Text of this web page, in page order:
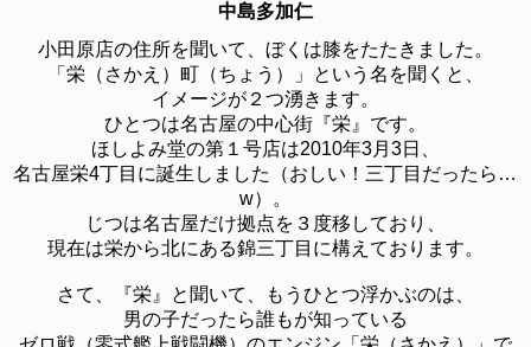
中島多加仁
小田原店の住所を聞いて、ぼくは膝をたたきました。
「栄（さかえ）町（ちょう）」という名を聞くと、
イメージが２つ湧きます。
ひとつは名古屋の中心街『栄』です。
ほしよみ堂の第１号店は2010年3月3日、
名古屋栄4丁目に誕生しました（おしい！三丁目だったら…
w）。
じつは名古屋だけ拠点を３度移しており、
現在は栄から北にある錦三丁目に構えております。
さて、『栄』と聞いて、もうひとつ浮かぶのは、
男の子だったら誰もが知っている